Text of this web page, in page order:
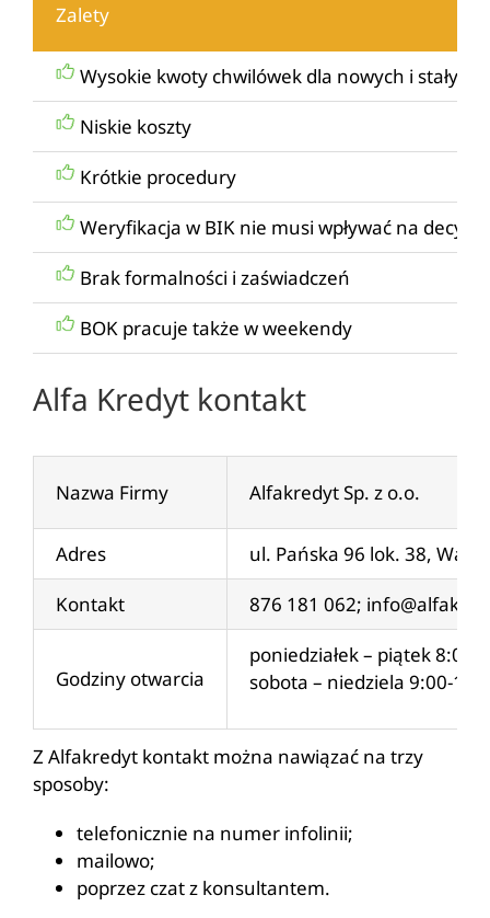
Zalety
Wysokie kwoty chwilówek dla nowych i stałych
Niskie koszty
Krótkie procedury
Weryfikacja w BIK nie musi wpływać na decyzję
Brak formalności i zaświadczeń
BOK pracuje także w weekendy
Alfa Kredyt kontakt
Nazwa Firmy Alfakredyt Sp. z o.o.
Adres
ul. Pańska 96 lok. 38,
Kontakt
876 181 062;
Godziny otwarcia
poniedziałek – piątek 8:00-
sobota – niedziela 9:00-
Z Alfakredyt kontakt można nawiązać na trzy
sposoby:
telefonicznie na numer infolinii;
mailowo;
poprzez czat z konsultantem.